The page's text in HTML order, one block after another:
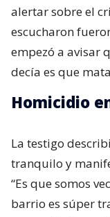
alertar sobre el
escucharon
empezó a avisar
decía es que
Homicidio
La testigo
tranquilo y
“Es que somos
barrio es súper